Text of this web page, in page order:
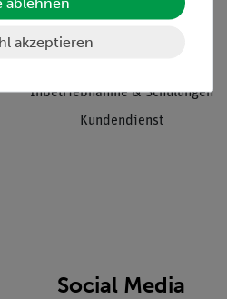
Beratung & Showroom
Inventarisierungs- &
Inbetriebnahme & Schulungen
Kundendienst
Social Media
akzeptieren